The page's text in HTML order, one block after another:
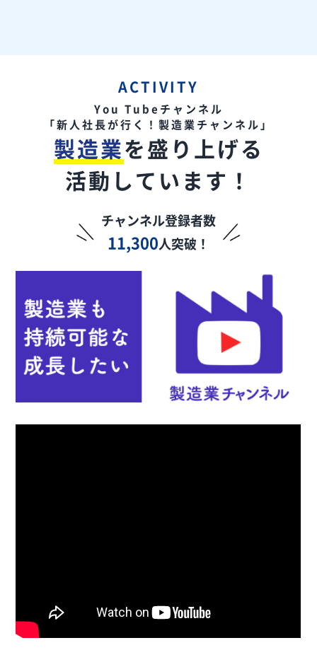
ACTIVITY
You Tubeチャンネル
「新人社長が行く！製造業チャンネル」
製造業を盛り上げる
活動しています！
チャンネル登録者数
11,300人突破！